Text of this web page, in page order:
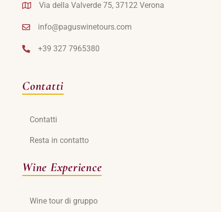
Via della Valverde 75, 37122 Verona
info@paguswinetours.com
+39 327 7965380
Contatti
Contatti
Resta in contatto
Wine Experience
Wine tour di gruppo